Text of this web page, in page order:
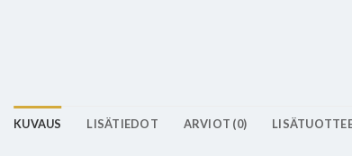
KUVAUS LISÄTIEDOT ARVIOT (0)